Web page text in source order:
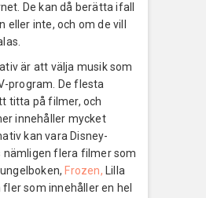
De kan då berätta ifall
eller inte, och om de vill
är att välja musik som
program. De flesta
titta på filmer, och
innehåller mycket
kan vara Disney-
nämligen flera filmer som
Frozen, Lilla
som innehåller en hel